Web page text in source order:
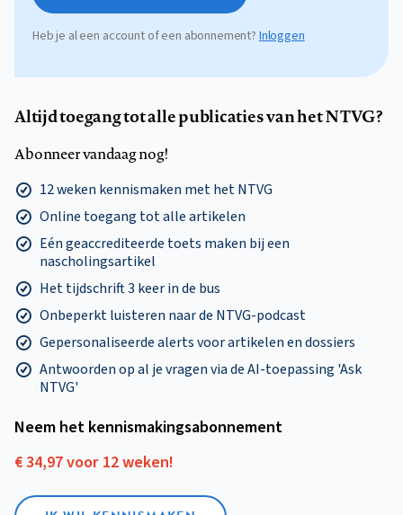
Heb je al een account of een abonnement? Inloggen
Altijd toegang tot alle publicaties van het NTVG?
Abonneer vandaag nog!
12 weken kennismaken met het NTVG
Online toegang tot alle artikelen
Eén geaccrediteerde toets maken bij een
nascholingsartikel
Het tijdschrift 3 keer in de bus
Onbeperkt luisteren naar de NTVG-podcast
Gepersonaliseerde alerts voor artikelen en dossiers
Antwoorden op al je vragen via de AI-toepassing 'Ask
NTVG'
Neem het kennismakings­abonnement
€ 34,97 voor 12 weken!